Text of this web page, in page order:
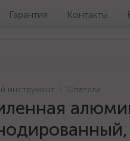
Гарантия Контакты
инструмент Шпатели